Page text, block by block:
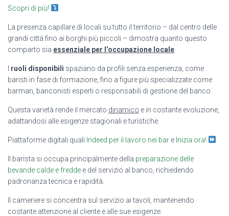
Scopri di più!
La presenza capillare di locali su tutto il territorio – dal centro delle
grandi città fino ai borghi più piccoli – dimostra quanto questo
comparto sia essenziale per l’occupazione locale
ruoli disponibili spaziano da profili senza esperienza, come
baristi in fase di formazione, fino a figure più specializzate come
barman, banconisti esperti o responsabili di gestione del banco.
Questa varietà rende il mercato dinamico e in costante evoluzione,
adattandosi alle esigenze stagionali e turistiche.
Piattaforme digitali quali Indeed per il lavoro nei bar e Inizia ora!
Il barista si occupa principalmente della preparazione delle
bevande calde e fredde e del servizio al banco, richiedendo
padronanza tecnica e rapidità.
Il cameriere si concentra sul servizio ai tavoli, mantenendo
costante attenzione al cliente e alle sue esigenze.